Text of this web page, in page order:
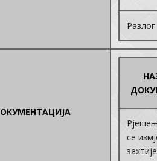
се